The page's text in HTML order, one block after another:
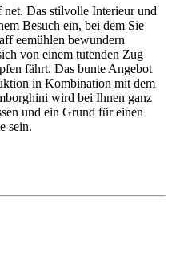
Das stilvolle Interieur und
Besuch ein, bei dem Sie
eemühlen bewundern
von einem tutenden Zug
fährt. Das bunte Angebot
in Kombination mit dem
wird bei Ihnen ganz
und ein Grund für einen
sein.